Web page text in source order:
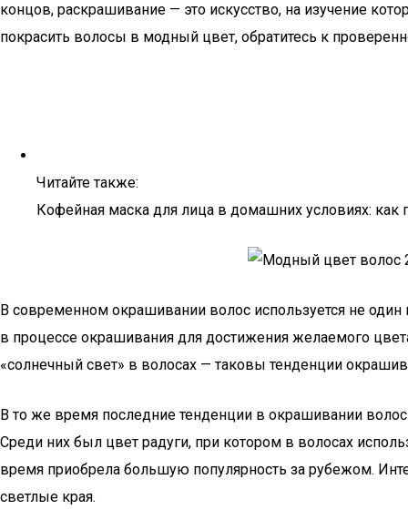
концов, раскрашивание — это искусство, на изучение
покрасить волосы в модный цвет, обратитесь к
Читайте также:
Кофейная маска для лица в домашних условиях:
В современном окрашивании волос используется не
в процессе окрашивания для достижения желаемого
«солнечный свет» в волосах — таковы тенденции
В то же время последние тенденции в окрашивании
Среди них был цвет радуги, при котором в волосах
время приобрела большую популярность за рубежом.
светлые края.